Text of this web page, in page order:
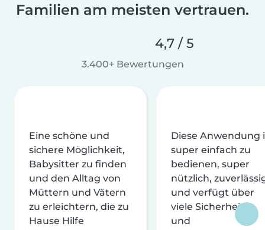
Familien am meisten vertrauen.
4,7 / 5
3.400+ Bewertungen
Eine schöne und
sichere Möglichkeit,
Babysitter zu finden
und den Alltag von
Müttern und Vätern
zu erleichtern, die zu
Hause Hilfe
Diese Anwendung
super einfach zu
bedienen, super
nützlich,
und verfügt über
viele Sicherheits-
und